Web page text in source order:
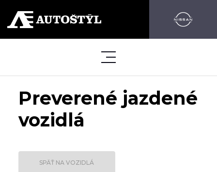
Preverené jazdené
vozidlá
SPÄŤ NA VOZIDLÁ